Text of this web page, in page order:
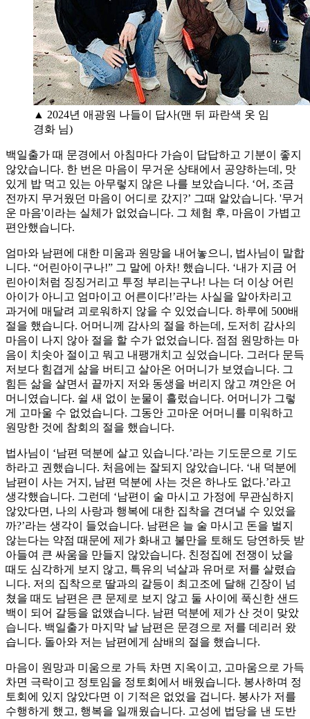
▲ 2024년 애광원 나들이 답사(맨 뒤 파란색 옷 임
경화 님)
백일출가 때 문경에서 아침마다 가슴이 답답하고 기분이 좋지
않았습니다. 한 번은 마음이 무거운 상태에서 공양하는데, 맛
있게 밥 먹고 있는 아무렇지 않은 나를 보았습니다. ‘어, 조금
전까지 무거웠던 마음이 어디로 갔지?’ 그때 알았습니다. '무거
운 마음'이라는 실체가 없었습니다. 그 체험 후, 마음이 가볍고
편안했습니다.
엄마와 남편에 대한 미움과 원망을 내어놓으니, 법사님이 말합
니다. “어린아이구나!” 그 말에 아차! 했습니다. ‘내가 지금 어
린아이처럼 징징거리고 투정 부리는구나! 나는 더 이상 어린
아이가 아니고 엄마이고 어른이다!’라는 사실을 알아차리고
과거에 매달려 괴로워하지 않을 수 있었습니다. 하루에 500배
절을 했습니다. 어머니께 감사의 절을 하는데, 도저히 감사의
마음이 나지 않아 절을 할 수가 없었습니다. 점점 원망하는 마
음이 치솟아 절이고 뭐고 내팽개치고 싶었습니다. 그러다 문득
저보다 힘겹게 삶을 버티고 살아온 어머니가 보였습니다. 그
힘든 삶을 살면서 끝까지 저와 동생을 버리지 않고 껴안은 어
머니였습니다. 쉴 새 없이 눈물이 흘렀습니다. 어머니가 그렇
게 고마울 수 없었습니다. 그동안 고마운 어머니를 미워하고
원망한 것에 참회의 절을 했습니다.
법사님이 ‘남편 덕분에 살고 있습니다.’라는 기도문으로 기도
하라고 권했습니다. 처음에는 잘되지 않았습니다. ‘내 덕분에
남편이 사는 거지, 남편 덕분에 사는 것은 하나도 없다.’라고
생각했습니다. 그런데 ‘남편이 술 마시고 가정에 무관심하지
않았다면, 나의 사랑과 행복에 대한 집착을 견뎌낼 수 있었을
까?’라는 생각이 들었습니다. 남편은 늘 술 마시고 돈을 벌지
않는다는 약점 때문에 제가 화내고 불만을 토해도 당연하듯 받
아들여 큰 싸움을 만들지 않았습니다. 친정집에 전쟁이 났을
때도 심각하게 보지 않고, 특유의 넉살과 유머로 저를 살렸습
니다. 저의 집착으로 딸과의 갈등이 최고조에 달해 긴장이 넘
쳤을 때도 남편은 큰 문제로 보지 않고 둘 사이에 푹신한 샌드
백이 되어 갈등을 없앴습니다. 남편 덕분에 제가 산 것이 맞았
습니다. 백일출가 마지막 날 남편은 문경으로 저를 데리러 왔
습니다. 돌아와 저는 남편에게 삼배의 절을 했습니다.
마음이 원망과 미움으로 가득 차면 지옥이고, 고마움으로 가득
차면 극락이고 정토임을 정토회에서 배웠습니다. 봉사하며 정
토회에 있지 않았다면 이 기적은 없었을 겁니다. 봉사가 저를
수행하게 했고, 행복을 일깨웠습니다. 고성에 법당을 낸 도반